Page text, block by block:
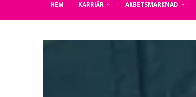
HEM KARRIÄR ARBETSMARKNAD